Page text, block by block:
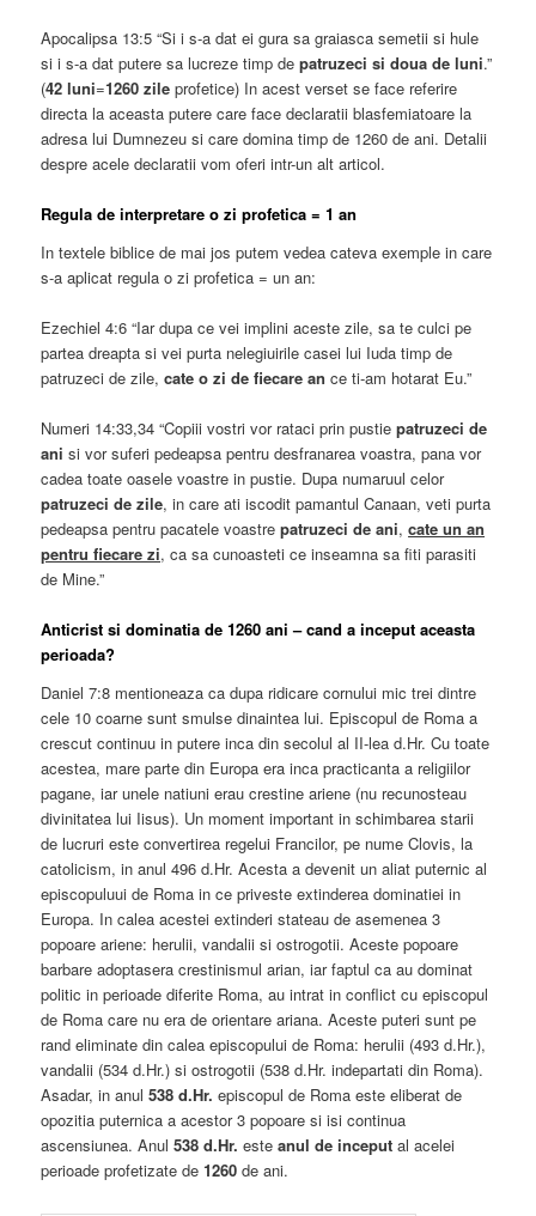
Apocalipsa 13:5 “Si i s-a dat ei gura sa graiasca semetii si hule
si i s-a dat putere sa lucreze timp depatruzeci si doua de luni.”
(42 luni=1260 zile profetice) In acest verset se face referire
directa la aceasta putere care face declaratii blasfemiatoare la
adresa lui Dumnezeu si care domina timp de 1260 de ani. Detalii
despre acele declaratii vom oferi intr-un alt articol.
Regula de interpretare o zi profetica = 1 an
In textele biblice de mai jos putem vedea cateva exemple in care
s-a aplicat regula o zi profetica = un an:
Ezechiel 4:6 “Iar dupa ce vei implini aceste zile, sa te culci pe
partea dreapta si vei purta nelegiuirile casei lui Iuda timp de
patruzeci de zile,cate o zi de fiecare an ce ti-am hotarat Eu.”
Numeri 14:33,34 “Copiii vostri vor rataci prin pustiepatruzeci de
ani si vor suferi pedeapsa pentru desfranarea voastra, pana vor
cadea toate oasele voastre in pustie. Dupa numaruul celor
patruzeci de zile, in care ati iscodit pamantul Canaan, veti purta
pedeapsa pentru pacatele voastrepatruzeci de ani,cate un an
pentru fiecare zi, ca sa cunoasteti ce inseamna sa fiti parasiti
de Mine.”
Anticrist si dominatia de 1260 ani – cand a inceput aceasta
perioada?
Daniel 7:8 mentioneaza ca dupa ridicare cornului mic trei dintre
cele 10 coarne sunt smulse dinaintea lui. Episcopul de Roma a
crescut continuu in putere inca din secolul al II-lea d.Hr. Cu toate
acestea, mare parte din Europa era inca practicanta a religiilor
pagane, iar unele natiuni erau crestine ariene (nu recunosteau
divinitatea lui Iisus). Un moment important in schimbarea starii
de lucruri este convertirea regelui Francilor, pe nume Clovis, la
catolicism, in anul 496 d.Hr. Acesta a devenit un aliat puternic al
episcopuluui de Roma in ce priveste extinderea dominatiei in
Europa. In calea acestei extinderi stateau de asemenea 3
popoare ariene: herulii, vandalii si ostrogotii. Aceste popoare
barbare adoptasera crestinismul arian, iar faptul ca au dominat
politic in perioade diferite Roma, au intrat in conflict cu episcopul
de Roma care nu era de orientare ariana. Aceste puteri sunt pe
rand eliminate din calea episcopului de Roma: herulii (493 d.Hr.),
vandalii (534 d.Hr.) si ostrogotii (538 d.Hr. indepartati din Roma).
Asadar, in anul538 d.Hr.episcopul de Roma este eliberat de
opozitia puternica a acestor 3 popoare si isi continua
ascensiunea. Anul538 d.Hr. esteanul de inceput al acelei
perioade profetizate de1260 de ani.